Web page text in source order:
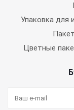
Упаковка для
Цветные